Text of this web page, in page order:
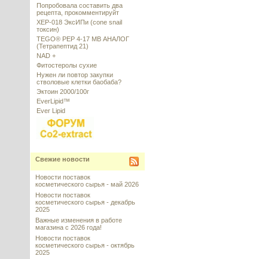
Попробовала составить два
рецепта, прокомментируйт
XEP-018 ЭксИПи (cone snail
токсин)
TEGO® PEP 4-17 MB АНАЛОГ
(Тетрапептид 21)
NAD +
Фитостеролы сухие
Нужен ли повтор закупки
стволовые клетки баобаба?
Эктоин 2000/100г
EverLipid™
Ever Lipid
Свежие новости
Новости поставок
косметического сырья - май 2026
Новости поставок
косметического сырья - декабрь
2025
Важные изменения в работе
магазина с 2026 года!
Новости поставок
косметического сырья - октябрь
2025